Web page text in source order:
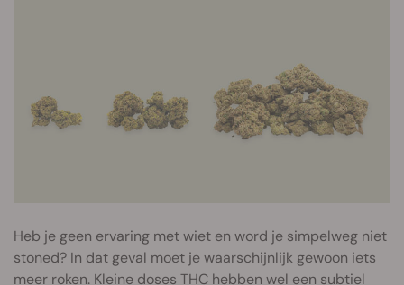
Heb je geen ervaring met wiet en word je simpelweg niet
stoned? In dat geval moet je waarschijnlijk gewoon iets
meer roken. Kleine doses THC hebben wel een subtiel